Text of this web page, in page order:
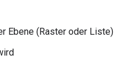
Ebene (Raster oder Liste)